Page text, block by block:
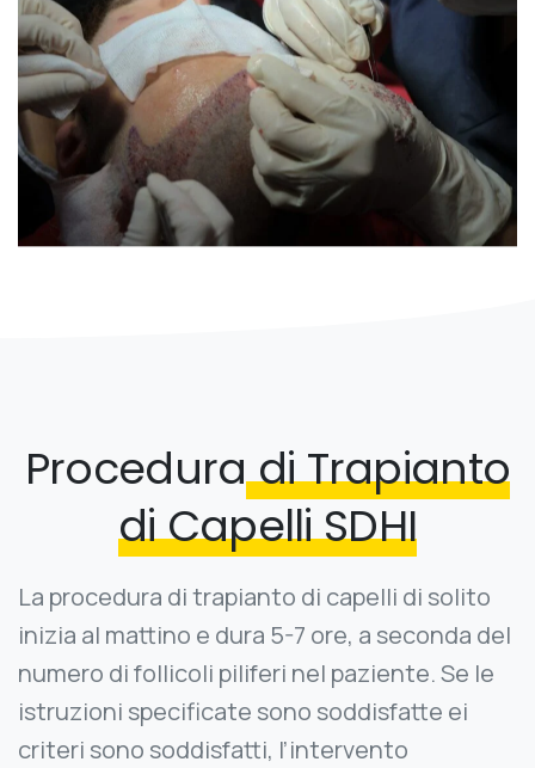
Proceduradi Trapianto
di Capelli SDHI
La procedura di trapianto di capelli di solito
inizia al mattino e dura 5-7 ore, a seconda del
numero di follicoli piliferi nel paziente. Se le
istruzioni specificate sono soddisfatte ei
criteri sono soddisfatti, l’intervento